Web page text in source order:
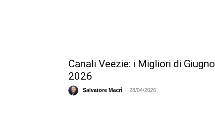
Canali Veezie: i Migliori di Giugno
2026
Salvatore Macrì - 28/04/2026